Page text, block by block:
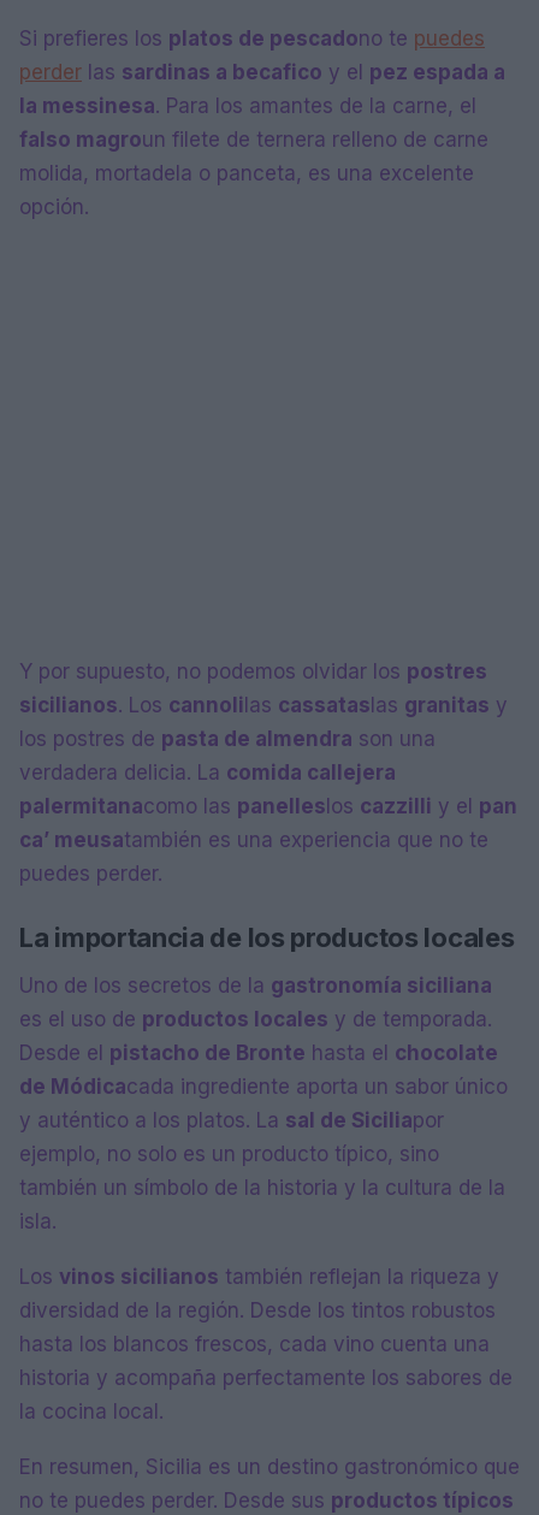
Si prefieres los platos de pescadono te puedes
perder las sardinas a becafico y el pez espada a
la messinesa. Para los amantes de la carne, el
falso magroun filete de ternera relleno de carne
molida, mortadela o panceta, es una excelente
opción.
Y por supuesto, no podemos olvidar los postres
sicilianos. Los cannoli las cassatas las granitas y
los postres de pasta de almendra son una
verdadera delicia. La comida callejera
palermitanacomo las panelles los cazzilli y el pan
ca’ meusatambién es una experiencia que no te
puedes perder.
La importancia de los productos locales
Uno de los secretos de la gastronomía siciliana
es el uso de productos locales y de temporada.
Desde el pistacho de Bronte hasta el chocolate
de Módicacada ingrediente aporta un sabor único
y auténtico a los platos. La sal de Siciliapor
ejemplo, no solo es un producto típico, sino
también un símbolo de la historia y la cultura de la
isla.
Los vinos sicilianos también reflejan la riqueza y
diversidad de la región. Desde los tintos robustos
hasta los blancos frescos, cada vino cuenta una
historia y acompaña perfectamente los sabores de
la cocina local.
En resumen, Sicilia es un destino gastronómico que
no te puedes perder. Desde sus productos típicos